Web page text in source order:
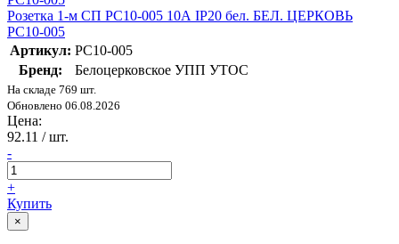
Розетка 1-м СП РС10-005 10А IP20 бел. БЕЛ. ЦЕРКОВЬ
РС10-005
Артикул: РС10-005
Бренд:
Белоцерковское УПП УТОС
На складе 769 шт.
Обновлено 06.08.2026
Цена:
92.11 / шт.
-
+
Купить
×